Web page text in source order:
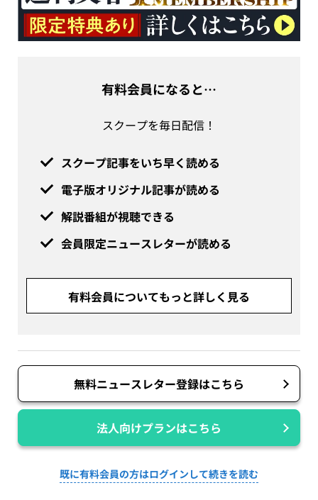
有料会員になると…
スクープを毎日配信！
スクープ記事をいち早く読める
電子版オリジナル記事が読める
解説番組が視聴できる
会員限定ニュースレターが読める
有料会員についてもっと詳しく見る
無料ニュースレター登録はこちら
法人向けプランはこちら
既に有料会員の方はログインして続きを読む